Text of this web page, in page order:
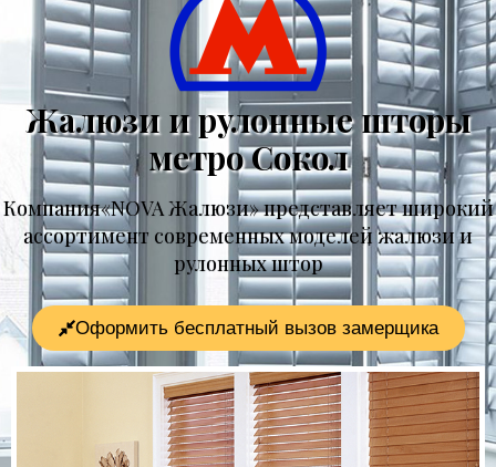
Жалюзи и рулонные шторы
метро Сокол
Компания«NOVA Жалюзи» представляет широкий
ассортимент современных моделей жалюзи и
рулонных штор
Оформить бесплатный вызов замерщика